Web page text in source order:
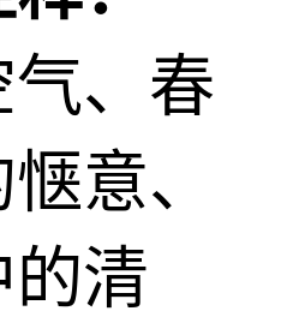
、春
意、
清